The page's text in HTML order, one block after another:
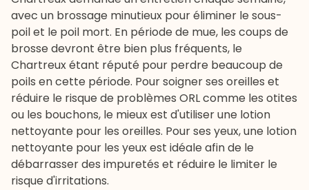
avec un brossage minutieux pour éliminer le sous-
poil et le poil mort. En période de mue, les coups de
brosse devront être bien plus fréquents, le
Chartreux étant réputé pour perdre beaucoup de
poils en cette période. Pour soigner ses oreilles et
réduire le risque de problèmes ORL comme les otites
ou les bouchons, le mieux est d'utiliser une lotion
nettoyante pour les oreilles. Pour ses yeux, une lotion
nettoyante pour les yeuxest idéale afin de le
débarrasser des impuretés et réduire le limiter le
risque d'irritations.